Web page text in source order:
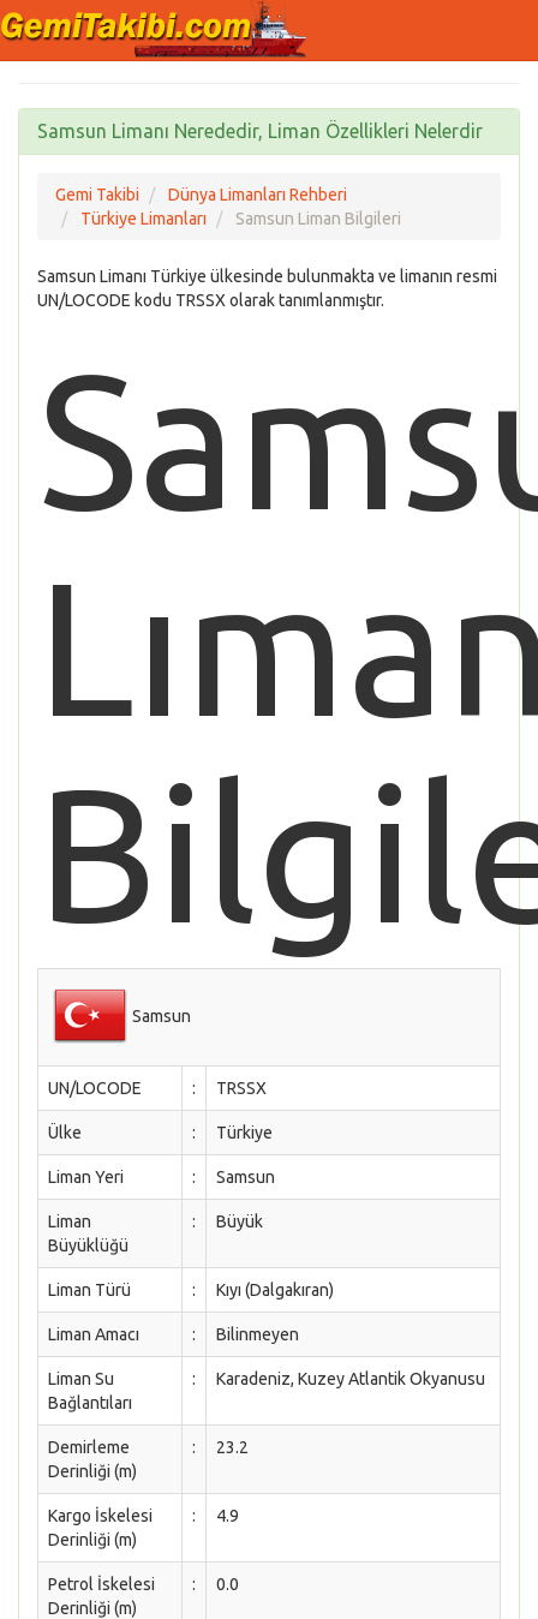
Samsun Limanı Nerededir, Liman Özellikleri Nelerdir
Gemi Takibi
Dünya Limanları Rehberi
Türkiye Limanları
Samsun Liman Bilgileri
Samsun Limanı Türkiye ülkesinde bulunmakta ve limanın resmi
UN/LOCODE kodu TRSSX olarak tanımlanmıştır.
Samsun
UN/LOCODE : TRSSX
Ülke : Türkiye
Liman Yeri : Samsun
Liman
Büyüklüğü
: Büyük
Liman Türü : Kıyı (Dalgakıran)
Liman Amacı : Bilinmeyen
Liman Su
Bağlantıları
: Karadeniz, Kuzey Atlantik Okyanusu
Demirleme
Derinliği (m)
: 23.2
Kargo İskelesi
Derinliği (m)
: 4.9
Petrol İskelesi
Derinliği (m)
: 0.0